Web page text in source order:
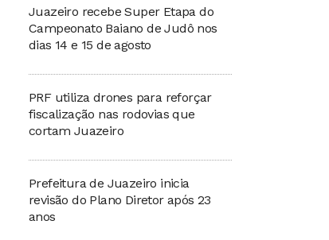
Juazeiro recebe Super Etapa do
Campeonato Baiano de Judô nos
dias 14 e 15 de agosto
PRF utiliza drones para reforçar
fiscalização nas rodovias que
cortam Juazeiro
Prefeitura de Juazeiro inicia
revisão do Plano Diretor após 23
anos